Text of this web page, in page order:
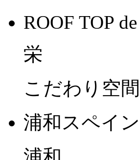
ROOF TOP
栄
こだわり空
浦和スペイ